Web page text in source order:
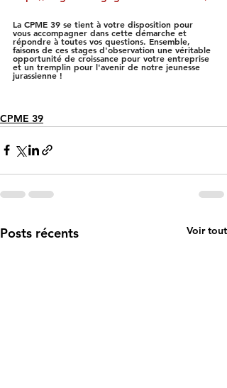
La CPME 39 se tient à votre disposition pour
vous accompagner dans cette démarche et
répondre à toutes vos questions. Ensemble,
faisons de ces stages d'observation une véritable
opportunité de croissance pour votre entreprise
et un tremplin pour l'avenir de notre jeunesse
jurassienne !
CPME 39
Posts récents Voir tout